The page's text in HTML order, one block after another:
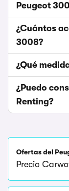
Peugeot
¿Cuántos
3008?
¿Qué
¿Puedo
Renting?
Ofertas del
Precio